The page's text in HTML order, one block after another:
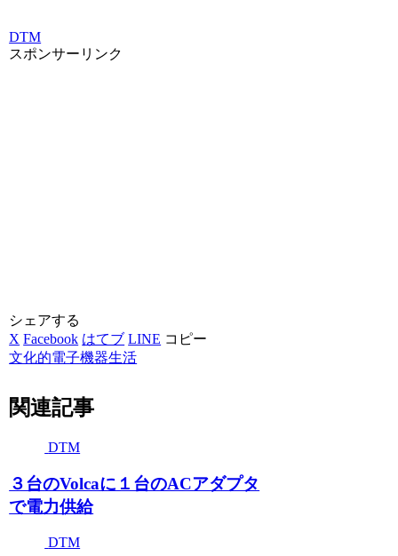
DTM
スポンサーリンク
シェアする
X Facebook はてブ LINE コピー
文化的電子機器生活
関連記事
DTM
３台のVolcaに１台のACアダプタ
で電力供給
DTM